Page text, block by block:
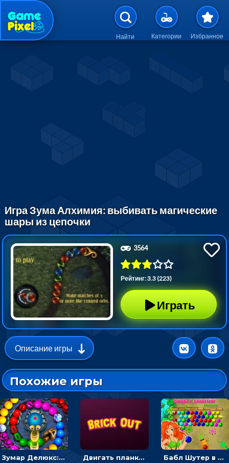
Перейти к основному
Найти Категории Избранное
Игра Зума Алхимия: выбивать магические
шары из цепочки
3564
Рейтинг: 3.3 (223)
Играть
Описание игры
Похожие игры
Зумар Делюкс: бросай шарики с черепашкой, чтобы остановить очередь Двигать планку и бить шариком по цветным блокам - гиперказуальная Бабл Шутер в джунглях: стрелять шариками по цветным целям